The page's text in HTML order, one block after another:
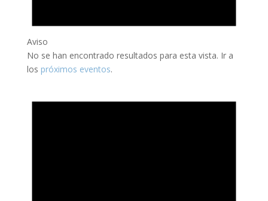
Aviso
No se han encontrado resultados para esta vista. Ir a
los próximos eventos.